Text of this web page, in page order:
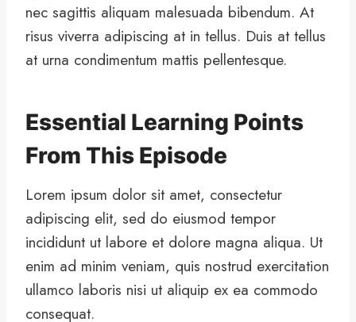
nec sagittis aliquam malesuada bibendum. At
risus viverra adipiscing at in tellus. Duis at tellus
at urna condimentum mattis pellentesque.
Essential Learning Points
From This Episode
Lorem ipsum dolor sit amet, consectetur
adipiscing elit, sed do eiusmod tempor
incididunt ut labore et dolore magna aliqua. Ut
enim ad minim veniam, quis nostrud exercitation
ullamco laboris nisi ut aliquip ex ea commodo
consequat.